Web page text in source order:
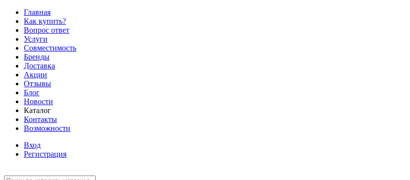
Главная
Как купить?
Вопрос ответ
Услуги
Совместимость
Бренды
Доставка
Акции
Отзывы
Блог
Новости
Каталог
Контакты
Возможности
Вход
Регистрация